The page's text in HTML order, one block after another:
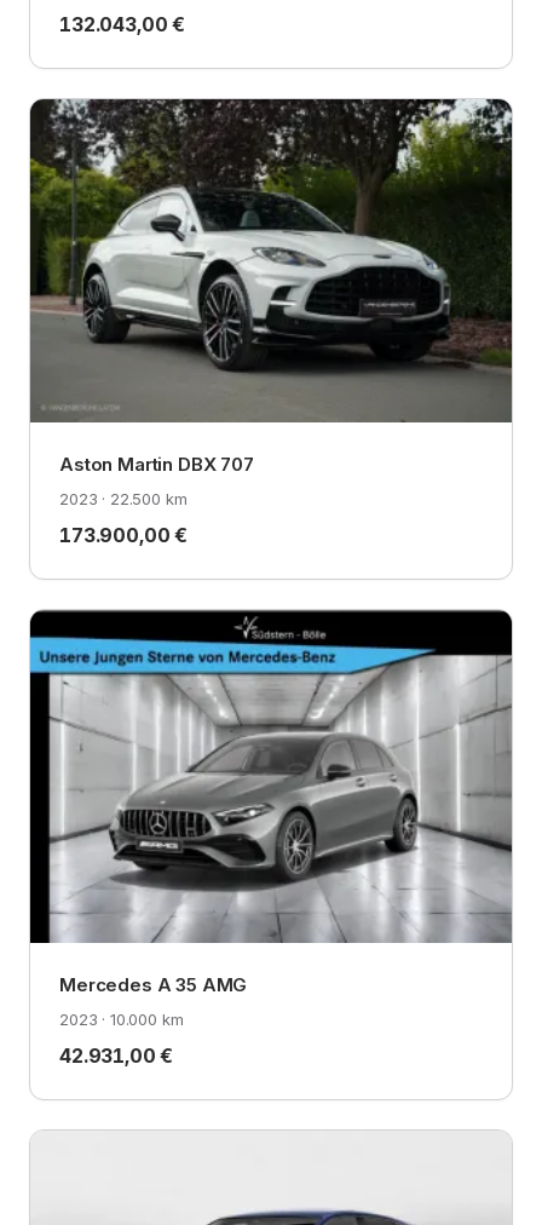
132.043,00 €
Aston Martin DBX 707
2023 · 22.500 km
173.900,00 €
Mercedes A 35 AMG
2023 · 10.000 km
42.931,00 €